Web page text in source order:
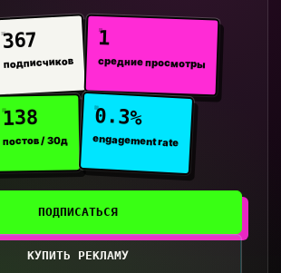
367
подписчиков
1
средние просмотры
138
постов / 30д
0.3%
engagement rate
ПОДПИСАТЬСЯ
КУПИТЬ РЕКЛАМУ